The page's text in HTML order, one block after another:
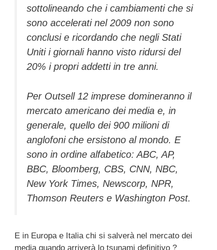
sottolineando che i cambiamenti che si
sono accelerati nel 2009 non sono
conclusi e ricordando che negli Stati
Uniti i giornali hanno visto ridursi del
20% i propri addetti in tre anni.
Per Outsell 12 imprese domineranno il
mercato americano dei media e, in
generale, quello dei 900 milioni di
anglofoni che ersistono al mondo. E
sono in ordine alfabetico: ABC, AP,
BBC, Bloomberg, CBS, CNN, NBC,
New York Times, Newscorp, NPR,
Thomson Reuters e Washington Post.
E in Europa e Italia chi si salverà nel mercato dei
media quando arriverà lo tsunami definitivo ?